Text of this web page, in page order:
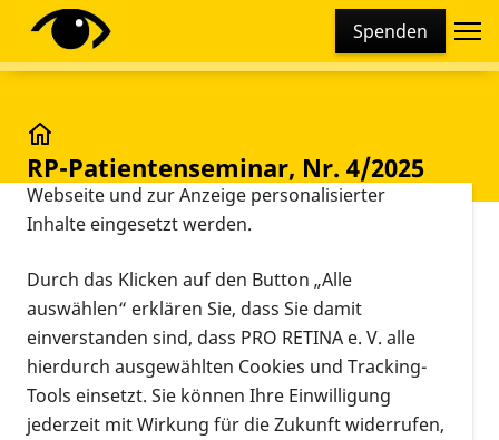
Spenden
RP-Patientenseminar, Nr. 4/2025
10.04.2025, 15:00 Uhr –
Veranstaltungsort
Aura Hotel
Saulgrub
Alte
Römerstraße
41
82442
Diese Webseite setzt verschiedene Cookies und
Tracking-Tools ein. Dies beinhaltet Cookies und
technisch notwendig sind, die zu statistischen
Zwecken sowie zur besseren Bedienbarkeit der
Webseite und zur Anzeige personalisierter
Inhalte eingesetzt werden.
Durch das Klicken auf den Button „Alle
auswählen“ erklären Sie, dass Sie damit
einverstanden sind, dass PRO RETINA e. V. alle
hierdurch ausgewählten Cookies und Tracking-
Tools einsetzt. Sie können Ihre Einwilligung
jederzeit mit Wirkung für die Zukunft widerrufen,